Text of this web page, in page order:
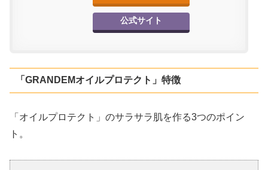
公式サイト
「GRANDEMオイルプロテクト」特徴
「オイルプロテクト」のサラサラ肌を作る3つのポイン
ト。